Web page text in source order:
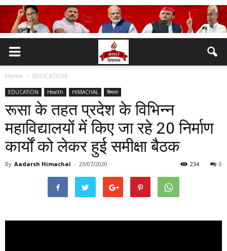
Home EDUCATION
EDUCATION Health HIMACHAL शिमला
रूसा के तहत प्रदेश के विभिन्न
महाविद्यालयों में किए जा रहे 20 निर्माण
कार्यों को लेकर हुई समीक्षा बैठक
By Aadarsh Himachal - 23/07/2020 0
234